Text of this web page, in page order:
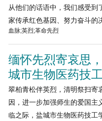
从他们的话语中，我们感受到
家传承红色基因、努力奋斗的
血脉;英烈;革命先烈
缅怀先烈寄哀思
城市生物医药技
翠柏青松伴英烈，清明祭扫寄
因，进一步加强师生的爱国主
临之际，盐城市生物医药技工